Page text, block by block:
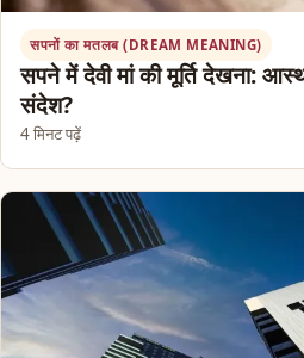
सपनों का मतलब (DREAM MEANING)
सपने में देवी मां की मूर्ति देखना:
संदेश?
4 मिनट पढ़ें